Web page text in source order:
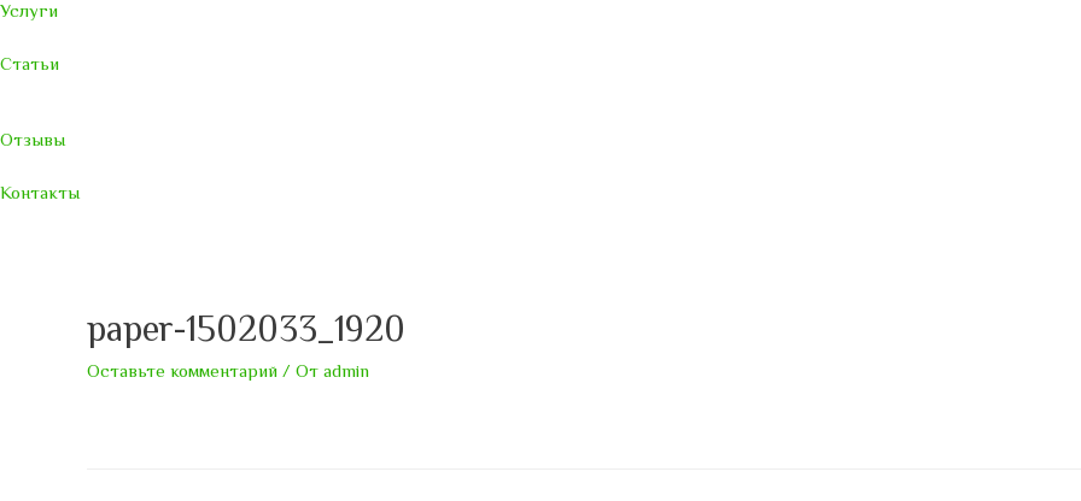
Услуги
Статьи
Отзывы
Контакты
paper-1502033_1920
Оставьте комментарий / От admin